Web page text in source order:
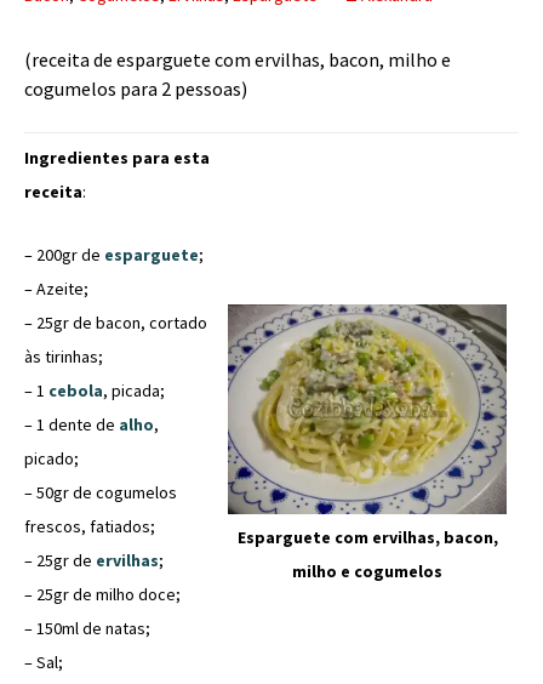
(receita de esparguete com ervilhas, bacon, milho e
cogumelos para 2 pessoas)
Ingredientes para esta
receita:
– 200gr de esparguete;
– Azeite;
– 25gr de bacon, cortado
às tirinhas;
– 1 cebola, picada;
– 1 dente de alho,
picado;
– 50gr de cogumelos
frescos, fatiados;
– 25gr de ervilhas;
– 25gr de milho doce;
– 150ml de natas;
– Sal;
Esparguete com ervilhas, bacon,
milho e cogumelos